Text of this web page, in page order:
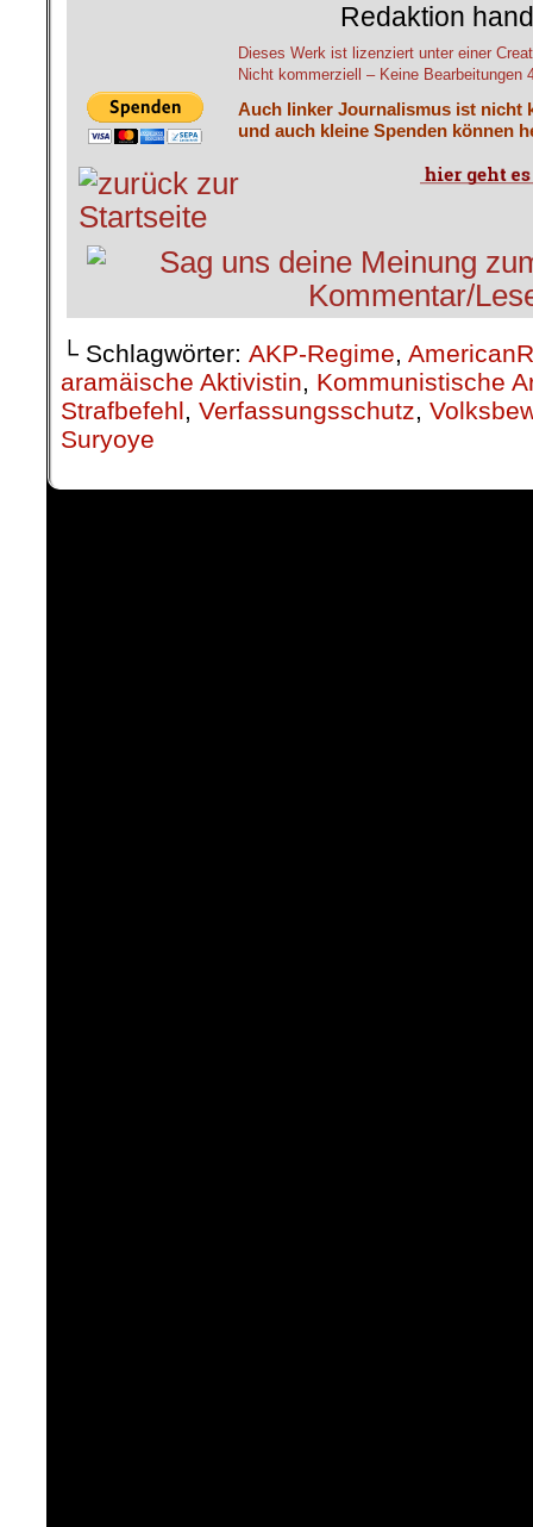
Redaktion
Dieses Werk ist lizenziert unter einer
Nicht kommerziell – Keine Bearbeitungen
Auch linker Journalismus ist nicht
und auch kleine Spenden können
└ Schlagwörter: AKP-Regime,
aramäische Aktivistin, Kommunistische
Strafbefehl, Verfassungsschutz,
Suryoye